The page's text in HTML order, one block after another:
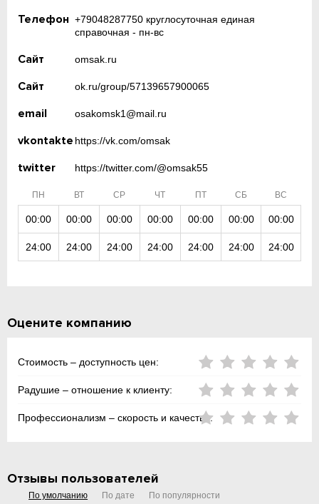
Телефон +79048287750 круглосуточная единая
справочная - пн-вс
Сайт omsak.ru
Сайт ok.ru/group/57139657900065
email osakomsk1@mail.ru
vkontakte https://vk.com/omsak
twitter https://twitter.com/@omsak55
ПН ВТ СР ЧТ ПТ СБ ВС
00:00 00:00 00:00 00:00 00:00 00:00 00:00
24:00 24:00 24:00 24:00 24:00 24:00 24:00
Оцените компанию
Стоимость – доступность цен:
Радушие – отношение к клиенту:
Профессионализм – скорость и качество:
Отзывы пользователей
По умолчанию По дате По популярности